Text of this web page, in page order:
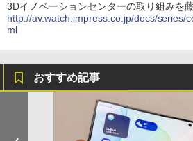
3Dイノベーションセンターの取り組みを
http://av.watch.impress.co.jp/docs/series/
ml
おすすめ記事